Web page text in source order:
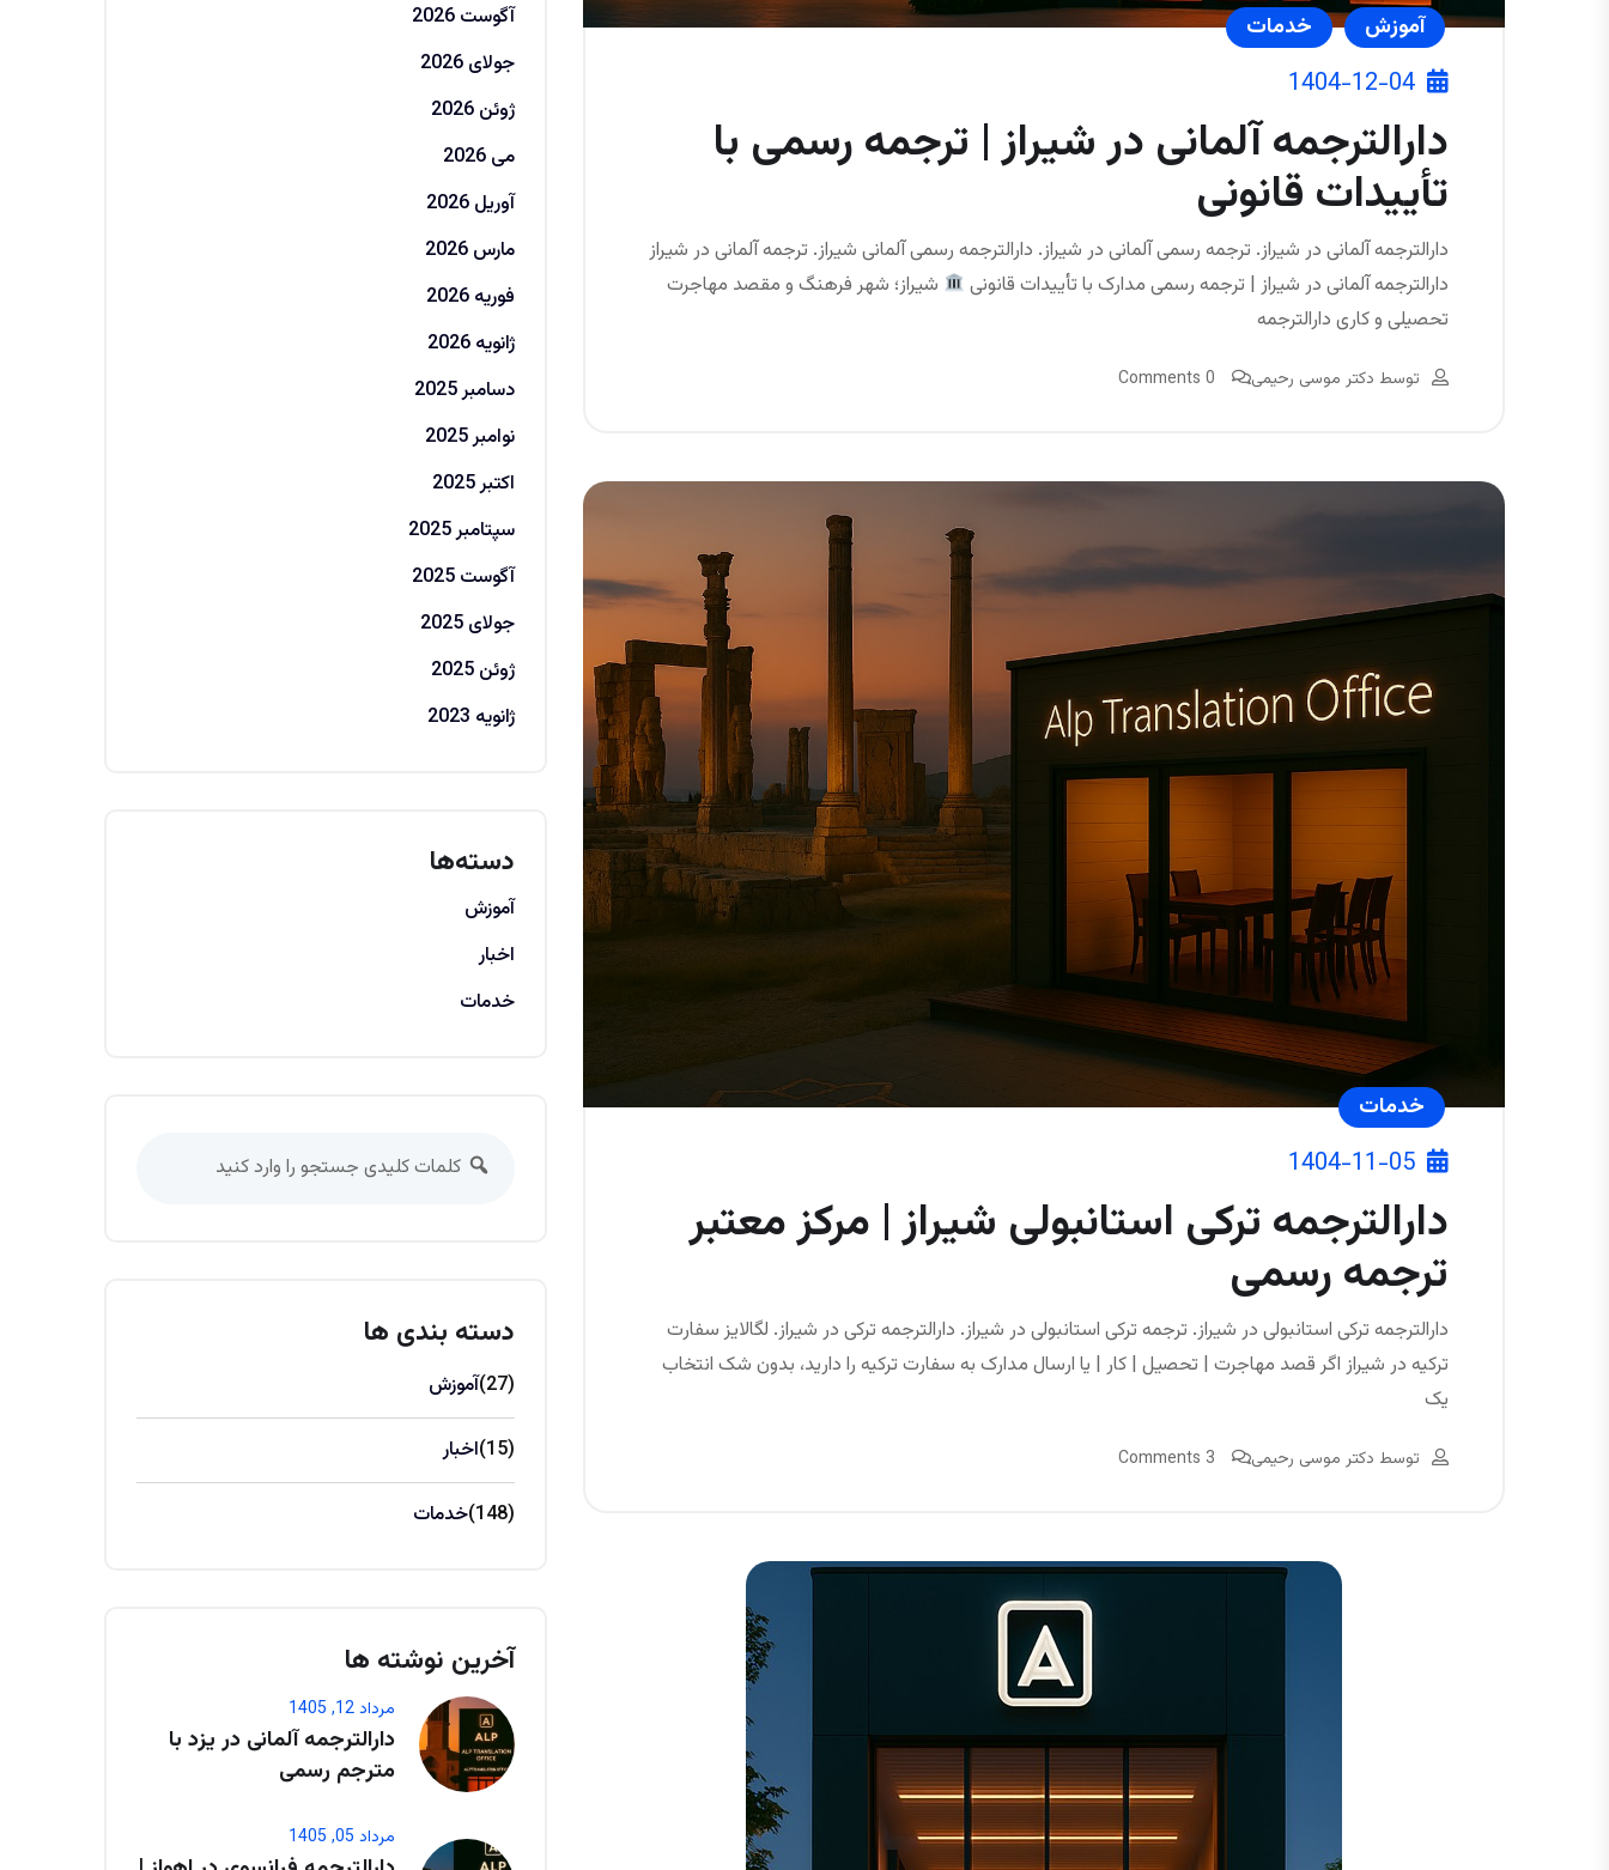
آموزش خدمات
1404-12-04
دارالترجمه آلمانی در شیراز | ترجمه رسمی با
تأییدات قانونی
دارالترجمه آلمانی در شیراز. ترجمه رسمی آلمانی در شیراز. دارالترجمه رسمی آلمانی شیراز. ترجمه آلمانی در شیراز
دارالترجمه آلمانی در شیراز | ترجمه رسمی مدارک با تأییدات قانونی
شیراز؛ شهر فرهنگ و مقصد مهاجرت
تحصیلی و کاری دارالترجمه
توسط دکتر موسی رحیمی 0 Comments
خدمات
1404-11-05
دارالترجمه ترکی استانبولی شیراز | مرکز معتبر
ترجمه رسمی
دارالترجمه ترکی استانبولی در شیراز. ترجمه ترکی استانبولی در شیراز. دارالترجمه ترکی در شیراز. لگالایز سفارت
ترکیه در شیراز اگر قصد مهاجرت | تحصیل | کار | یا ارسال مدارک به سفارت ترکیه را دارید، بدون شک انتخاب
یک
توسط دکتر موسی رحیمی 3 Comments
آگوست 2026
جولای 2026
ژوئن 2026
می 2026
آوریل 2026
مارس 2026
فوریه 2026
ژانویه 2026
دسامبر 2025
نوامبر 2025
اکتبر 2025
سپتامبر 2025
آگوست 2025
جولای 2025
ژوئن 2025
ژانویه 2023
دسته‌ها
آموزش
اخبار
خدمات
دسته بندی ها
آموزش (27)
اخبار (15)
خدمات (148)
آخرین نوشته ها
مرداد 12, 1405
دارالترجمه آلمانی در یزد با
مترجم رسمی
مرداد 05, 1405